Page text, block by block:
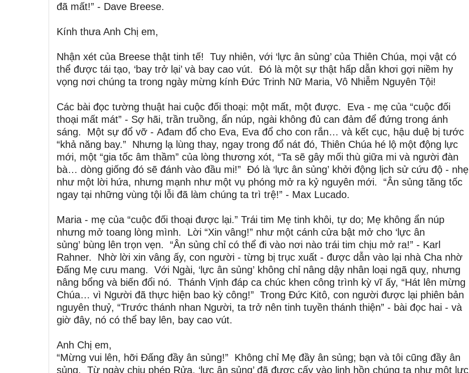
đã mất!” - Dave Breese.
Kính thưa Anh Chị em,
Nhận xét của Breese thật tinh tế! Tuy nhiên, với ‘lực ân sủng’ của Thiên Chúa, mọi vật có
thể được tái tạo, ‘bay trở lại’ và bay cao vút. Đó là một sự thật hấp dẫn khơi gợi niềm hy
vọng nơi chúng ta trong ngày mừng kính Đức Trinh Nữ Maria, Vô Nhiễm Nguyên Tội!
Các bài đọc tường thuật hai cuộc đối thoại: một mất, một được. Eva - mẹ của “cuộc đối
thoại mất mát” - Sợ hãi, trần truồng, ẩn núp, ngài không đủ can đảm để đứng trong ánh
sáng. Một sự đổ vỡ - Ađam đổ cho Eva, Eva đổ cho con rắn… và kết cục, hậu duệ bị tước
“khả năng bay.” Nhưng lạ lùng thay, ngay trong đổ nát đó, Thiên Chúa hé lộ một động lực
mới, một “gia tốc âm thầm” của lòng thương xót, “Ta sẽ gây mối thù giữa mi và người đàn
bà… dòng giống đó sẽ đánh vào đầu mi!” Đó là ‘lực ân sủng’ khởi động lịch sử cứu độ - nhẹ
như một lời hứa, nhưng mạnh như một vụ phóng mở ra kỷ nguyên mới. “Ân sủng tăng tốc
ngay tại những vùng tội lỗi đã làm chúng ta trì trệ!” - Max Lucado.
Maria - mẹ của “cuộc đối thoại được lại.” Trái tim Mẹ tinh khôi, tự do; Mẹ không ẩn núp
nhưng mở toang lòng mình. Lời “Xin vâng!” như một cánh cửa bật mở cho ‘lực ân
sủng’ bùng lên trọn vẹn. “Ân sủng chỉ có thể đi vào nơi nào trái tim chịu mở ra!” - Karl
Rahner. Nhờ lời xin vâng ấy, con người - từng bị trục xuất - được dẫn vào lại nhà Cha nhờ
Đấng Mẹ cưu mang. Với Ngài, ‘lực ân sủng’ không chỉ nâng dậy nhân loại ngã quỵ, nhưng
nâng bổng và biến đổi nó. Thánh Vịnh đáp ca chúc khen công trình kỳ vĩ ấy, “Hát lên mừng
Chúa… vì Người đã thực hiện bao kỳ công!” Trong Đức Kitô, con người được lại phiên bản
nguyên thuỷ, “Trước thánh nhan Người, ta trở nên tinh tuyền thánh thiện” - bài đọc hai - và
giờ đây, nó có thể bay lên, bay cao vút.
Anh Chị em,
“Mừng vui lên, hỡi Đấng đầy ân sủng!” Không chỉ Mẹ đầy ân sủng; bạn và tôi cũng đầy ân
sủng. Từ ngày chịu phép Rửa, ‘lực ân sủng’ đã được cấy vào linh hồn chúng ta như một lực